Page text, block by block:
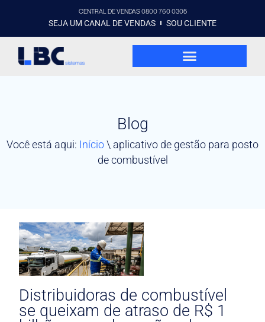
CENTRAL DE VENDAS 0800 760 0305
SEJA UM CANAL DE VENDAS SOU CLIENTE
Blog
Você está aqui: Início\ aplicativo de gestão para posto
de combustível
Distribuidoras de combustível
se queixam de atraso de R$ 1